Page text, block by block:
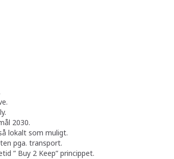
2030.
lokalt som muligt.
pga. transport.
” Buy 2 Keep” princippet.